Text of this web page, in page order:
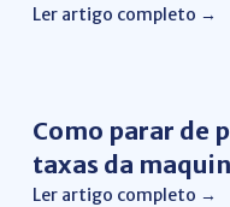
Ler artigo completo →
Como parar de
taxas da
Ler artigo completo →